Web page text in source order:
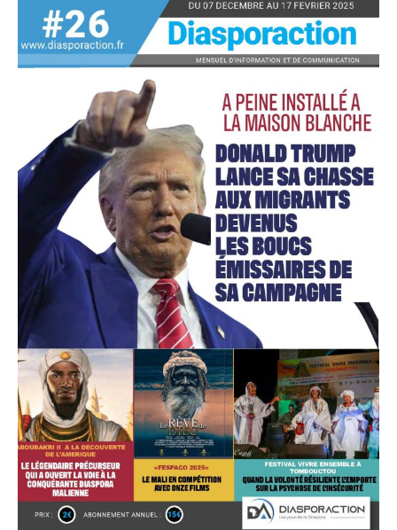
Plans d'abonnement
Accès gratuit
Gratuit /accès limité
Quelques articles
Annonces
Tous les articles
Le magazine
CHOISIR LE FORFAIT